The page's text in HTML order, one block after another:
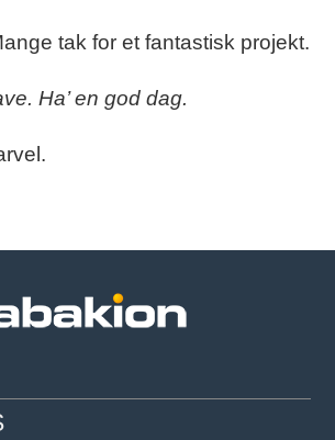
tak for et fantastisk projekt.
Ha’ en god dag.